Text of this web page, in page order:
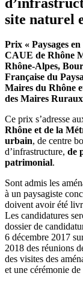
site naturel
Prix « Paysages
CAUE de Rhône
Rhône-Alpes,
Française du
Maires du Rhône
des Maires
Ce prix s’adresse
Rhône et de la
urbain, de centre
d’infrastructure, de
patrimonial.
Sont admis les
à un paysagiste
doivent avoir été
Les candidatures
dossier de
6 décembre 2017
2018 des réunions
des visites des
et une cérémonie